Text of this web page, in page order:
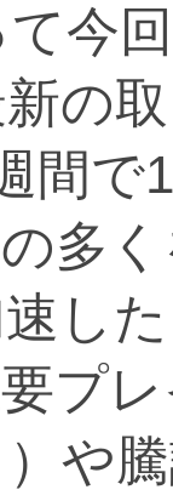
今
の
間で
多
し
プ
や